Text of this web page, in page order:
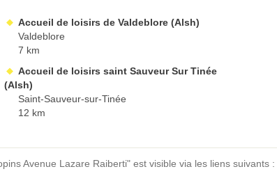
Accueil de loisirs de Valdeblore (Alsh)
Valdeblore
7 km
Accueil de loisirs saint Sauveur Sur Tinée
(Alsh)
Saint-Sauveur-sur-Tinée
12 km
Avenue Lazare Raiberti" est visible via les liens suivants :